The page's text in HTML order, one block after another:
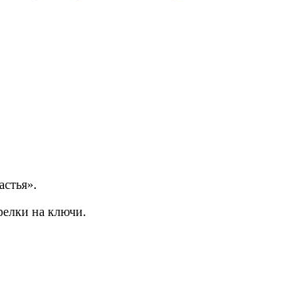
на ключи.